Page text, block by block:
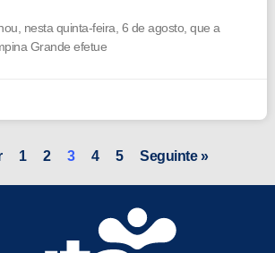
nesta quinta-feira, 6 de agosto, que a
Grande efetue
1 2 3 4 5 Seguinte »